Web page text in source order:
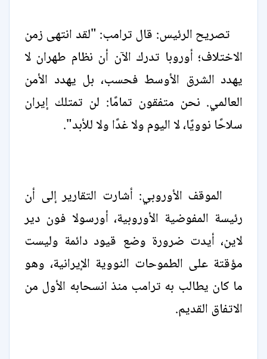
تصريح الرئيس: قال ترامب: "لقد انتهى زمن
الاختلاف؛ أوروبا تدرك الآن أن نظام طهران لا
يهدد الشرق الأوسط فحسب، بل يهدد الأمن
العالمي. نحن متفقون تمامًا: لن تمتلك إيران
سلاحًا نوويًا، لا اليوم ولا غدًا ولا للأبد".
الموقف الأوروبي: أشارت التقارير إلى أن
رئيسة المفوضية الأوروبية، أورسولا فون دير
لاين، أيدت ضرورة وضع قيود دائمة وليست
مؤقتة على الطموحات النووية الإيرانية، وهو
ما كان يطالب به ترامب منذ انسحابه الأول من
الاتفاق القديم.